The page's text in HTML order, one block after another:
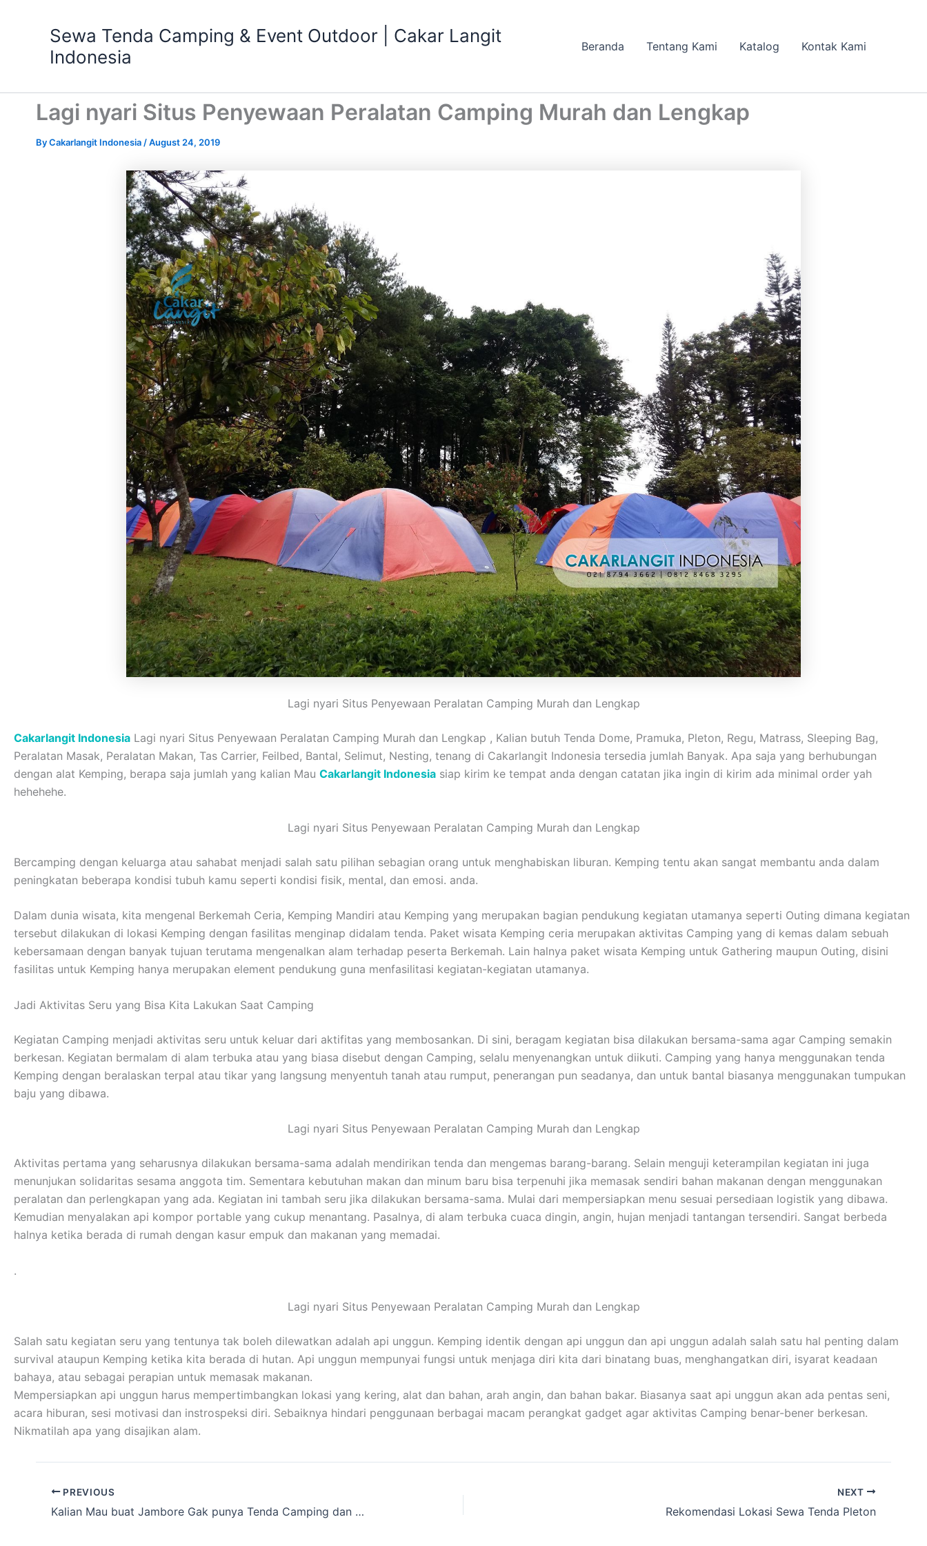
Sewa Tenda Camping & Event Outdoor | Cakar Langit
Indonesia
Beranda Tentang Kami Katalog Kontak Kami
Lagi nyari Situs Penyewaan Peralatan Camping Murah dan Lengkap
ByCakarlangit Indonesia /August 24, 2019
Lagi nyari Situs Penyewaan Peralatan Camping Murah dan Lengkap
Cakarlangit Indonesia Lagi nyari Situs Penyewaan Peralatan Camping Murah dan Lengkap , Kalian butuh Tenda Dome, Pramuka, Pleton, Regu, Matrass, Sleeping Bag,
Peralatan Masak, Peralatan Makan, Tas Carrier, Feilbed, Bantal, Selimut, Nesting, tenang di Cakarlangit Indonesia tersedia jumlah Banyak. Apa saja yang berhubungan
dengan alat Kemping, berapa saja jumlah yang kalian Mau Cakarlangit Indonesia siap kirim ke tempat anda dengan catatan jika ingin di kirim ada minimal order yah
hehehehe.
Lagi nyari Situs Penyewaan Peralatan Camping Murah dan Lengkap
Bercamping dengan keluarga atau sahabat menjadi salah satu pilihan sebagian orang untuk menghabiskan liburan. Kemping tentu akan sangat membantu anda dalam
peningkatan beberapa kondisi tubuh kamu seperti kondisi fisik, mental, dan emosi. anda.
Dalam dunia wisata, kita mengenal Berkemah Ceria, Kemping Mandiri atau Kemping yang merupakan bagian pendukung kegiatan utamanya seperti Outing dimana kegiatan
tersebut dilakukan di lokasi Kemping dengan fasilitas menginap didalam tenda. Paket wisata Kemping ceria merupakan aktivitas Camping yang di kemas dalam sebuah
kebersamaan dengan banyak tujuan terutama mengenalkan alam terhadap peserta Berkemah. Lain halnya paket wisata Kemping untuk Gathering maupun Outing, disini
fasilitas untuk Kemping hanya merupakan element pendukung guna menfasilitasi kegiatan-kegiatan utamanya.
Jadi Aktivitas Seru yang Bisa Kita Lakukan Saat Camping
Kegiatan Camping menjadi aktivitas seru untuk keluar dari aktifitas yang membosankan. Di sini, beragam kegiatan bisa dilakukan bersama-sama agar Camping semakin
berkesan. Kegiatan bermalam di alam terbuka atau yang biasa disebut dengan Camping, selalu menyenangkan untuk diikuti. Camping yang hanya menggunakan tenda
Kemping dengan beralaskan terpal atau tikar yang langsung menyentuh tanah atau rumput, penerangan pun seadanya, dan untuk bantal biasanya menggunakan tumpukan
baju yang dibawa.
Lagi nyari Situs Penyewaan Peralatan Camping Murah dan Lengkap
Aktivitas pertama yang seharusnya dilakukan bersama-sama adalah mendirikan tenda dan mengemas barang-barang. Selain menguji keterampilan kegiatan ini juga
menunjukan solidaritas sesama anggota tim. Sementara kebutuhan makan dan minum baru bisa terpenuhi jika memasak sendiri bahan makanan dengan menggunakan
peralatan dan perlengkapan yang ada. Kegiatan ini tambah seru jika dilakukan bersama-sama. Mulai dari mempersiapkan menu sesuai persediaan logistik yang dibawa.
Kemudian menyalakan api kompor portable yang cukup menantang. Pasalnya, di alam terbuka cuaca dingin, angin, hujan menjadi tantangan tersendiri. Sangat berbeda
halnya ketika berada di rumah dengan kasur empuk dan makanan yang memadai.
.
Lagi nyari Situs Penyewaan Peralatan Camping Murah dan Lengkap
Salah satu kegiatan seru yang tentunya tak boleh dilewatkan adalah api unggun. Kemping identik dengan api unggun dan api unggun adalah salah satu hal penting dalam
survival ataupun Kemping ketika kita berada di hutan. Api unggun mempunyai fungsi untuk menjaga diri kita dari binatang buas, menghangatkan diri, isyarat keadaan
bahaya, atau sebagai perapian untuk memasak makanan.
Mempersiapkan api unggun harus mempertimbangkan lokasi yang kering, alat dan bahan, arah angin, dan bahan bakar. Biasanya saat api unggun akan ada pentas seni,
acara hiburan, sesi motivasi dan instrospeksi diri. Sebaiknya hindari penggunaan berbagai macam perangkat gadget agar aktivitas Camping benar-bener berkesan.
Nikmatilah apa yang disajikan alam.
PREVIOUS
Kalian Mau buat Jambore Gak punya Tenda Camping dan perlengkapan wisata alam lainnya, ke toko Cakarlangit Outbound Termurah
NEXT
Rekomendasi Lokasi Sewa Tenda Pleton